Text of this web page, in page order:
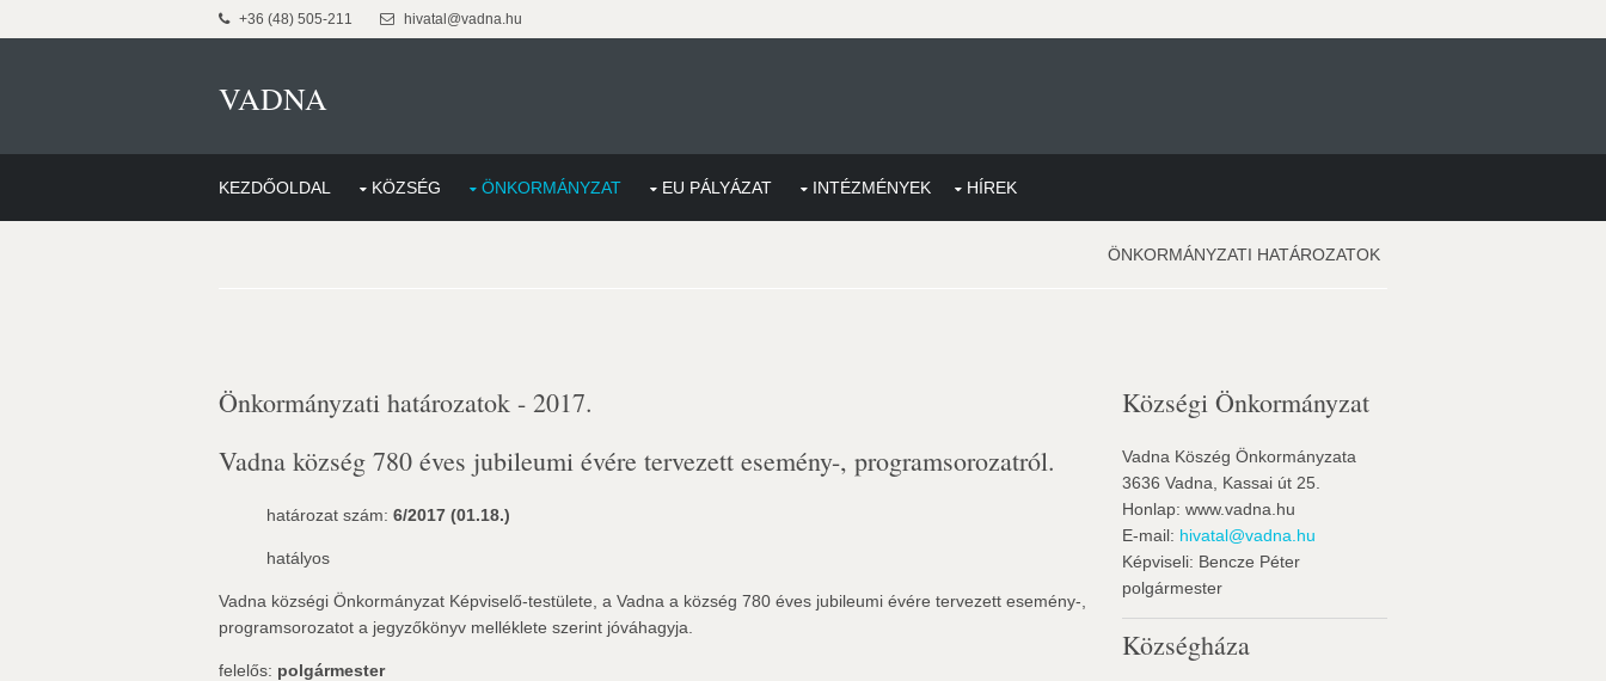
+36 (48) 505-211 hivatal@vadna.hu
VADNA
KEZDŐOLDAL KÖZSÉG ÖNKORMÁNYZAT EU PÁLYÁZAT INTÉZMÉNYEK HÍREK
ÖNKORMÁNYZATI HATÁROZATOK
Önkormányzati határozatok - 2017.
Vadna község 780 éves jubileumi évére tervezett esemény-, programsorozatról.
határozat szám: 6/2017 (01.18.)
hatályos
Vadna községi Önkormányzat Képviselő-testülete, a Vadna a község 780 éves jubileumi évére tervezett esemény-,
programsorozatot a jegyzőkönyv melléklete szerint jóváhagyja.
felelős: polgármester
Községi Önkormányzat
Vadna Köszég Önkormányzata
3636 Vadna, Kassai út 25.
Honlap: www.vadna.hu
E-mail: hivatal@vadna.hu
Képviseli: Bencze Péter
polgármester
Községháza